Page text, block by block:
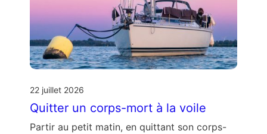
22 juillet 2026
Quitter un corps-mort à la voile
Partir au petit matin, en quittant son corps-